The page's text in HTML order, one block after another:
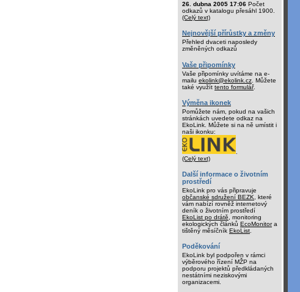
26. dubna 2005 17:06 Počet
odkazů v katalogu přesáhl 1900.
(Celý text)
Nejnovější přírůstky a změny
Přehled dvaceti naposledy
změněných odkazů
Vaše připomínky
Vaše připomínky uvítáme na e-
mailu ekolink@ekolink.cz . Můžete
také využít tento formulář.
Výměna ikonek
Pomůžete nám, pokud na vašich
stránkách uvedete odkaz na
EkoLink. Můžete si na ně umístit i
naši ikonku:
(Celý text)
Další informace o životním
prostředí
EkoLink pro vás připravuje
občanské sdružení BEZK , které
vám nabízí rovněž internetový
deník o životním prostředí
EkoList po drátě , monitoring
ekologických článků EcoMonitora
tištěný měsíčník EkoList
Poděkování
EkoLink byl podpořen v rámci
výběrového řízení MŽP na
podporu projektů předkládaných
nestátními neziskovými
organizacemi.